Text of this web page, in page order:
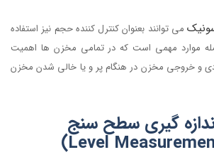
می توانند بعنوان کنترل کننده حجم نیز استفاده
موارد مهمی است که در تمامی مخزن ها اهمیت
و خروجی مخزن در هنگام پر و یا خالی شدن مخزن
گیری سطح سنج